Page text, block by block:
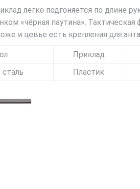
легко подгоняется по длине
«чёрная паутина». Тактическая
и цевье есть крепления для
Приклад
сталь
Пластик